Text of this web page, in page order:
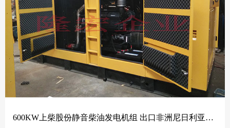
600KW上柴股份静音柴油发电机组 出口非洲尼日利亚，装车发货